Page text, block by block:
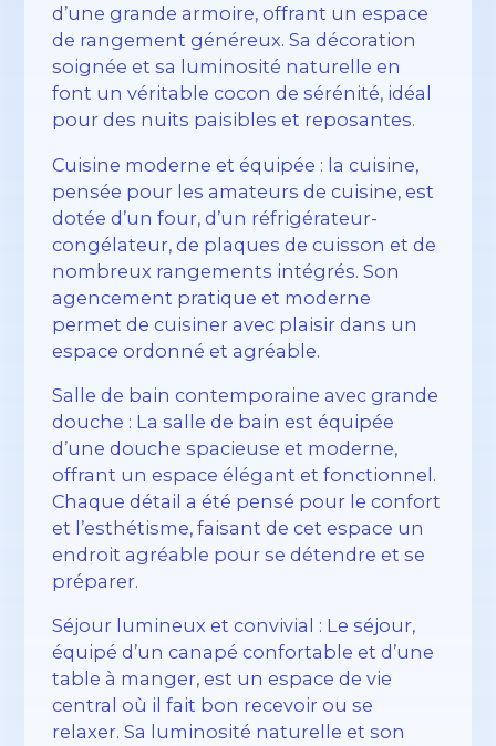
d’une grande armoire, offrant un espace
de rangement généreux. Sa décoration
soignée et sa luminosité naturelle en
font un véritable cocon de sérénité, idéal
pour des nuits paisibles et reposantes.
Cuisine moderne et équipée : la cuisine,
pensée pour les amateurs de cuisine, est
dotée d’un four, d’un réfrigérateur-
congélateur, de plaques de cuisson et de
nombreux rangements intégrés. Son
agencement pratique et moderne
permet de cuisiner avec plaisir dans un
espace ordonné et agréable.
Salle de bain contemporaine avec grande
douche : La salle de bain est équipée
d’une douche spacieuse et moderne,
offrant un espace élégant et fonctionnel.
Chaque détail a été pensé pour le confort
et l’esthétisme, faisant de cet espace un
endroit agréable pour se détendre et se
préparer.
Séjour lumineux et convivial : Le séjour,
équipé d’un canapé confortable et d’une
table à manger, est un espace de vie
central où il fait bon recevoir ou se
relaxer. Sa luminosité naturelle et son